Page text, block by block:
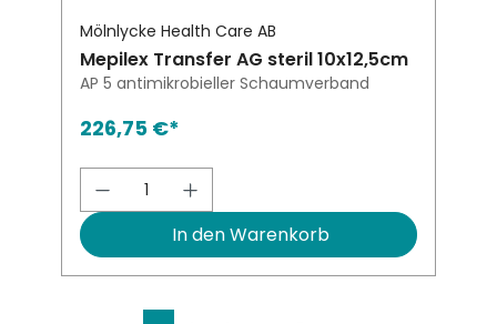
Mölnlycke Health Care AB
Mepilex Transfer AG steril 10x12,5cm
AP 5 antimikrobieller Schaumverband
226,75 €*
Produkt Anzahl: Gib den
In den Warenkorb